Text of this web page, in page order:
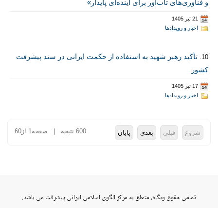
و فناوری‌های تاب‌آور برای آینده‌ای پایدار»
21 تیر 1405
اخبار و رویدادها
10. تأکید رهبر شهید به استفاده از حکمت ایرانی در سند پیشرفت
کشور
17 تیر 1405
اخبار و رویدادها
شروع قبلی بعدی پایان 600 نتیجه | صفحه1 از60
vahidتمامی حقوق وبگاه، متعلق به مرکز الگوی اسلامی ایرانی پیشرفت می باشد.